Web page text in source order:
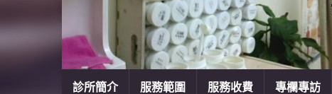
診所簡介 服務範圍 服務收費 專欄專訪